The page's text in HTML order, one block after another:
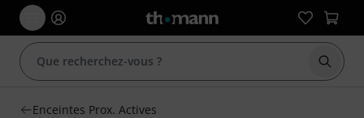
Enceintes Prox. Actives